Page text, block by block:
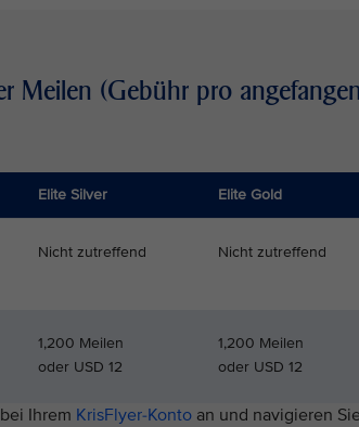
Meilen (Gebühr pro
Elite Silver Elite Gold
Nicht zutreffend Nicht zutreffend
1,200 Meilen
oder USD 12
1,200 Meilen
oder USD 12
Ihrem KrisFlyer-Konto an und navigieren